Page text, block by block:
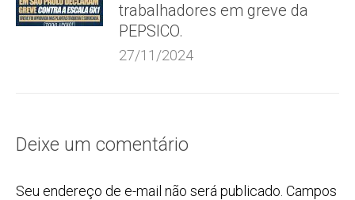
trabalhadores em greve da
PEPSICO.
27/11/2024
Deixe um comentário
Seu endereço de e-mail não será publicado. Campos